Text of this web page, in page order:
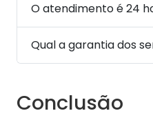
O atendimento é 24
Qual a garantia dos
Conclusão